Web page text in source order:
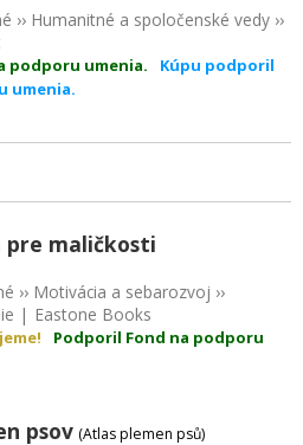
›› Humanitné a spoločenské vedy››
podporu umenia.
Kúpu podporil
umenia.
maličkosti
›› Motivácia a sebarozvoj ››
| Eastone Books
Podporil Fond na podporu
psov (Atlas plemen psů)